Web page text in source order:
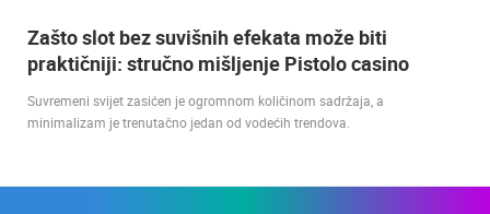
Zašto slot bez suvišnih efekata može biti
praktičniji: stručno mišljenje Pistolo casino
Suvremeni svijet zasićen je ogromnom količinom sadržaja, a
minimalizam je trenutačno jedan od vodećih trendova.